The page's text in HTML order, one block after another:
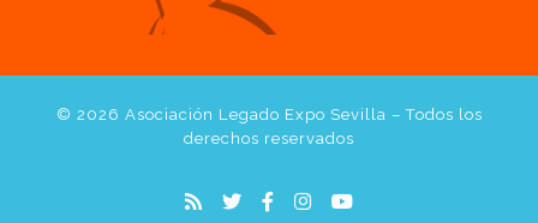
© 2026 Asociación Legado Expo Sevilla – Todos los
derechos reservados